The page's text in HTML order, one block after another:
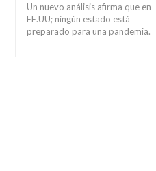
Un nuevo análisis afirma que en
EE.UU; ningún estado está
preparado para una pandemia.